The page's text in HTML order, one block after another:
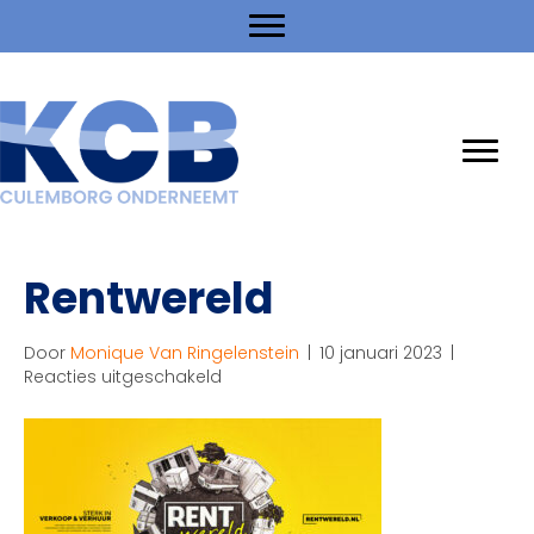
Rentwereld
Door Monique Van Ringelenstein | 10 januari 2023 |
Reacties uitgeschakeld